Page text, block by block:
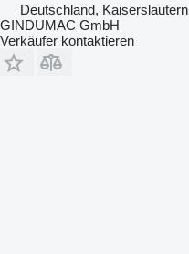
Deutschland, Kaiserslautern
GINDUMAC GmbH
Verkäufer kontaktieren